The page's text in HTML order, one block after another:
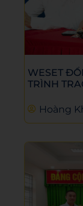
WESET
TRÌNH
TRẦNHoàng